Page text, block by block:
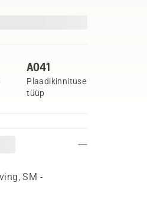
A041
Plaadikinnituse
tüüp
SM -